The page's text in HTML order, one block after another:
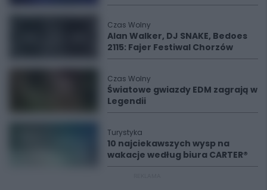
Czas Wolny
Alan Walker, DJ SNAKE, Bedoes
2115: Fajer Festiwal Chorzów
Czas Wolny
Światowe gwiazdy EDM zagrają w
Legendii
Turystyka
10 najciekawszych wysp na
wakacje według biura CARTER®